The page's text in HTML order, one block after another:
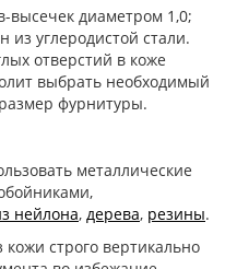
высечек диаметром 1,0;
из углеродистой стали.
отверстий в коже
выбрать необходимый
фурнитуры.
металлические
нейлона, дерева, резины.
строго вертикально